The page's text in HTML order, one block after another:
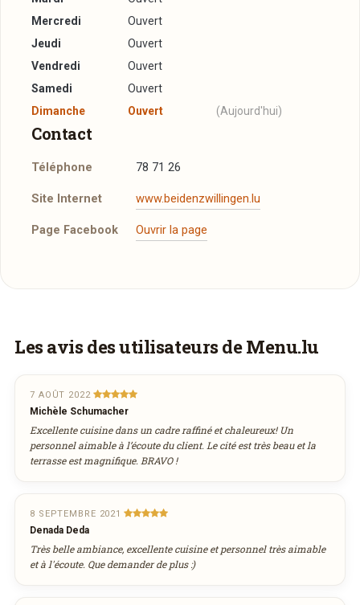
Mercredi
Ouvert
Jeudi
Ouvert
Vendredi
Ouvert
Samedi
Ouvert
Dimanche
Ouvert (Aujourd'hui)
Contact
Téléphone 78 71 26
Site Internet www.beidenzwillingen.lu
Page Facebook Ouvrir la page
À emporter
venir chercher au restaurant. Vous pouvez
78 71 26
Faites-vous livrer à domicile
Commandez les plats de
et recevez-les directement chez vous.
COMMANDER EN LIVRAISON
VIA BEIDENZWILLINGEN.LU
Les avis des utilisateurs de Menu.lu
7 AOÛT 2022
Michèle Schumacher
Excellente cuisine dans un cadre raffiné et chaleureux! Un
personnel aimable à l’écoute du client. Le cité est très beau et la
terrasse est magnifique. BRAVO !
8 SEPTEMBRE 2021
Denada Deda
Très belle ambiance, excellente cuisine et personnel très aimable
et à l'écoute. Que demander de plus :)